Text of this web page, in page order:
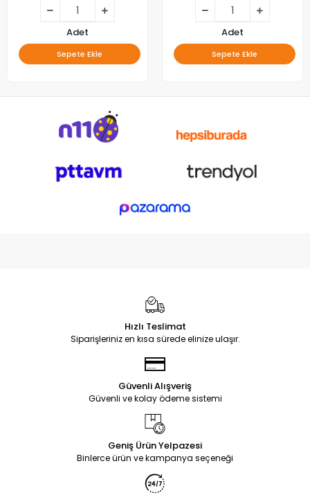
Adet
Sepete Ekle
Adet
Sepete Ekle
Hızlı Teslimat
Siparişleriniz en kısa sürede elinize ulaşır.
Güvenli Alışveriş
Güvenli ve kolay ödeme sistemi
Geniş Ürün Yelpazesi
Binlerce ürün ve kampanya seçeneği